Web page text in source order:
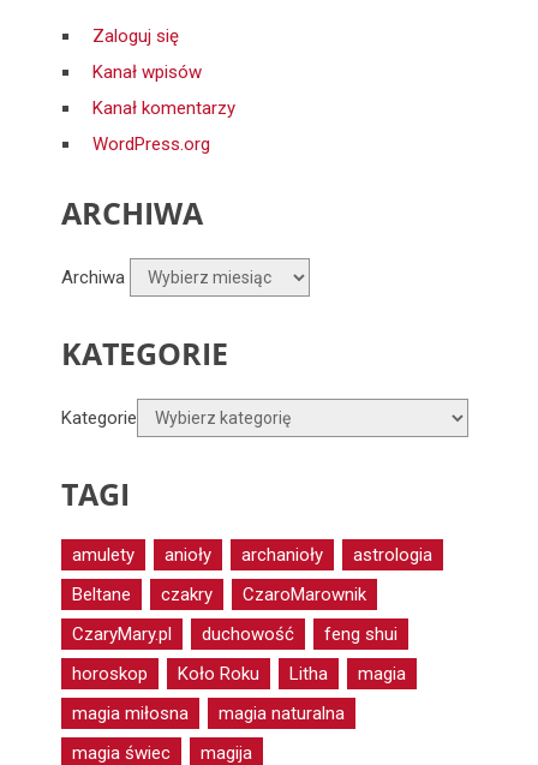
Zaloguj się
Kanał wpisów
Kanał komentarzy
WordPress.org
ARCHIWA
Archiwa
KATEGORIE
Kategorie
TAGI
amulety anioły archanioły
astrologia
Beltane
czakry
CzaroMarownik
CzaryMary.pl
duchowość
feng shui
horoskop
Koło Roku Litha
magia
magia miłosna
magia naturalna
magia świec
magija